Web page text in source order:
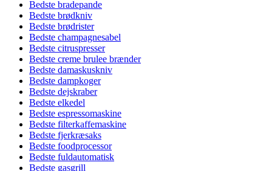
Bedste bradepande
Bedste brødkniv
Bedste brødrister
Bedste champagnesabel
Bedste citruspresser
Bedste creme brulee brænder
Bedste damaskuskniv
Bedste dampkoger
Bedste dejskraber
Bedste elkedel
Bedste espressomaskine
Bedste filterkaffemaskine
Bedste fjerkræsaks
Bedste foodprocessor
Bedste fuldautomatisk
Bedste gasgrill